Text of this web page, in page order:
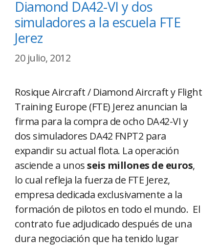
Diamond DA42-VI y dos
simuladores a la escuela FTE
Jerez
20 julio, 2012
Rosique Aircraft / Diamond Aircraft y Flight
Training Europe (FTE) Jerez anuncian la
firma para la compra de ocho DA42-VI y
dos simuladores DA42 FNPT2 para
expandir su actual flota. La operación
asciende a unosseis millones de euros,
lo cual refleja la fuerza de FTE Jerez,
empresa dedicada exclusivamente a la
formación de pilotos en todo el mundo. El
contrato fue adjudicado después de una
dura negociación que ha tenido lugar